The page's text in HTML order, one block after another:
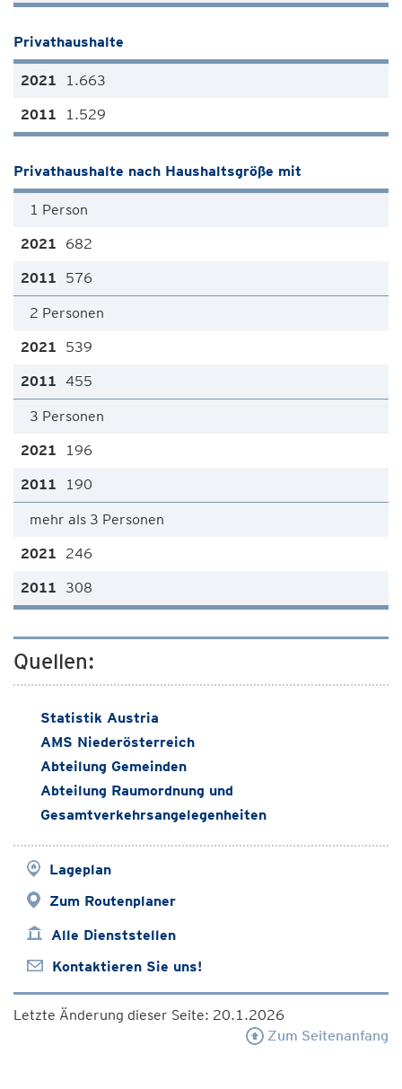
Privathaushalte
1.663
1.529
Privathaushalte nach Haushaltsgröße mit
1 Person
682
576
2 Personen
539
455
3 Personen
196
190
mehr als 3 Personen
246
308
Quellen:
Statistik Austria
AMS Niederösterreich
Abteilung Gemeinden
Abteilung Raumordnung und
Gesamtverkehrsangelegenheiten
Lageplan
Zum Routenplaner
Alle Dienststellen
Kontaktieren Sie uns!
Letzte Änderung dieser Seite: 20.1.2026
Zum Seitenanfang